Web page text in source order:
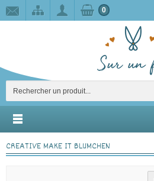
0
CREATIVE MAKE IT BLUMCHEN